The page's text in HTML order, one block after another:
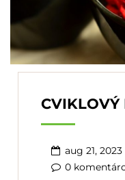
CVIKLOVÝ
aug 21, 2023
0